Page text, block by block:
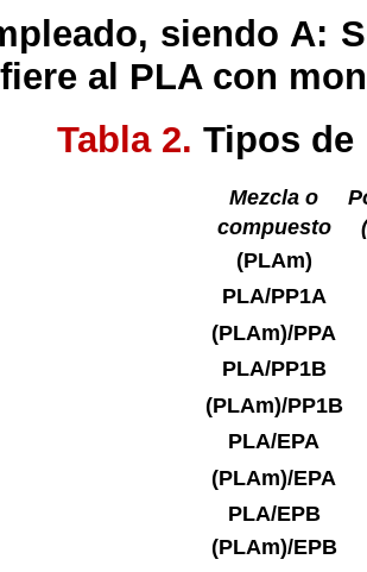
siendo A:
al PLA con
Tabla 2. Tipos de
Mezcla o
compuesto
(PLAm)
PLA/PP1A
(PLAm)/PPA
PLA/PP1B
(PLAm)/PP1B
PLA/EPA
(PLAm)/EPA
PLA/EPB
(PLAm)/EPB